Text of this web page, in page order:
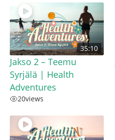
35:10
Jakso 2 – Teemu
Syrjälä | Health
Adventures
20views